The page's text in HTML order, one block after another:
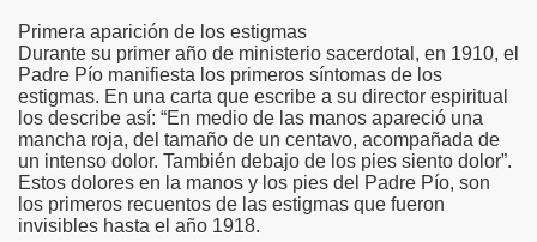
Primera aparición de los estigmas
Durante su primer año de ministerio sacerdotal, en 1910, el
Padre Pío manifiesta los primeros síntomas de los
estigmas. En una carta que escribe a su director espiritual
los describe así: “En medio de las manos apareció una
mancha roja, del tamaño de un centavo, acompañada de
un intenso dolor. También debajo de los pies siento dolor”.
Estos dolores en la manos y los pies del Padre Pío, son
los primeros recuentos de las estigmas que fueron
invisibles hasta el año 1918.